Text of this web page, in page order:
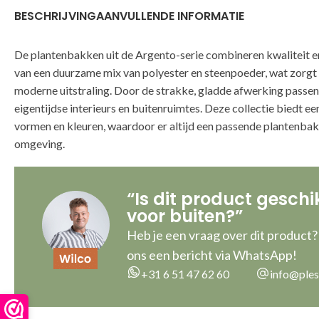
BESCHRIJVINGAANVULLENDE INFORMATIE
De plantenbakken uit de Argento-serie combineren kwaliteit
van een duurzame mix van polyester en steenpoeder, wat
moderne uitstraling. Door de strakke, gladde afwerking
eigentijdse interieurs en buitenruimtes. Deze collectie biedt
vormen en kleuren, waardoor er altijd een passende
omgeving.
“Is dit product
voor buiten?”
Heb je een vraag over dit
ons een bericht via WhatsApp!
+31 6 51 47 62 60